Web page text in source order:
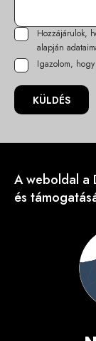
Hozzájárulok,
alapján
Igazolom,
KÜLDÉS
A weboldal a
és